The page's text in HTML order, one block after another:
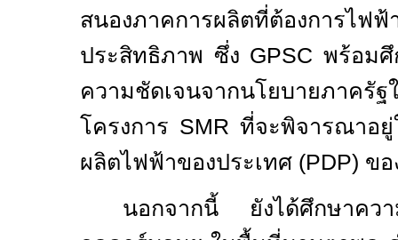
สนองภาคการผลิตที่ต้องการไฟฟ้
ประสิทธิภาพ ซึ่ง GPSCพร้อมศึ
ความชัดเจนจากนโยบายภาครั
โครงการ SMR ที่จะพิจารณาอ
ผลิตไฟฟ้าของประเทศ (PDP) ขอ
นอกจากนี้ ยังได้ศึกษาควา